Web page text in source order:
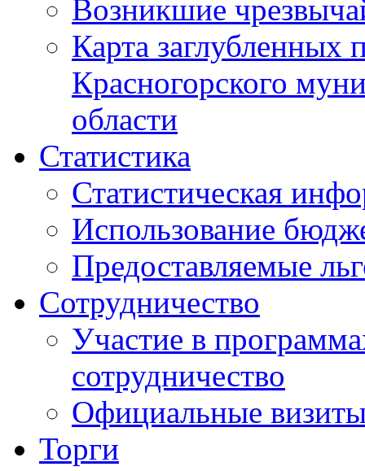
Возникшие
Карта
Красногорского
области
Статистика
Статистическая
Использование
Предоставляемые
Сотрудничество
Участие в
сотрудничество
Официальные
Торги